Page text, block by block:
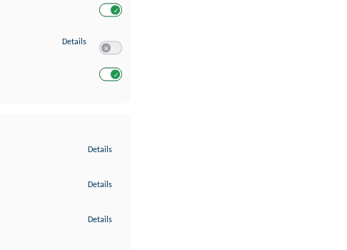
Details zu Entwicklung und Verbesserung der Angebote
Details
Details
Details